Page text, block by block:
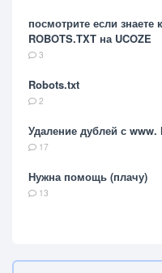
посмотрите если
ROBOTS.TXT на UCOZE
3
Robots.txt
2
Удаление дублей с www.
17
Нужна помощь (плачу)
13